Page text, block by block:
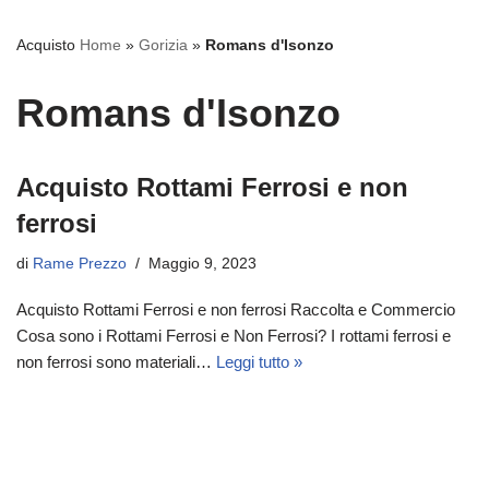
Acquisto Home » Gorizia » Romans d'Isonzo
Romans d'Isonzo
Acquisto Rottami Ferrosi e non
ferrosi
di Rame Prezzo Maggio 9, 2023
Acquisto Rottami Ferrosi e non ferrosi Raccolta e Commercio
Cosa sono i Rottami Ferrosi e Non Ferrosi? I rottami ferrosi e
non ferrosi sono materiali… Leggi tutto »